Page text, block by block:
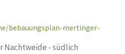
bebauungsplan-mertinger-
Nachtweide - südlich